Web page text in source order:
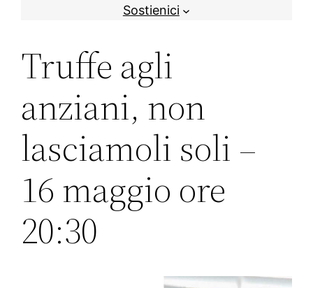
Sostienici
Truffe agli
anziani, non
lasciamoli soli –
16 maggio ore
20:30